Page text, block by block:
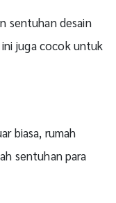
sentuhan desain
ini juga cocok untuk
biasa, rumah
sentuhan para